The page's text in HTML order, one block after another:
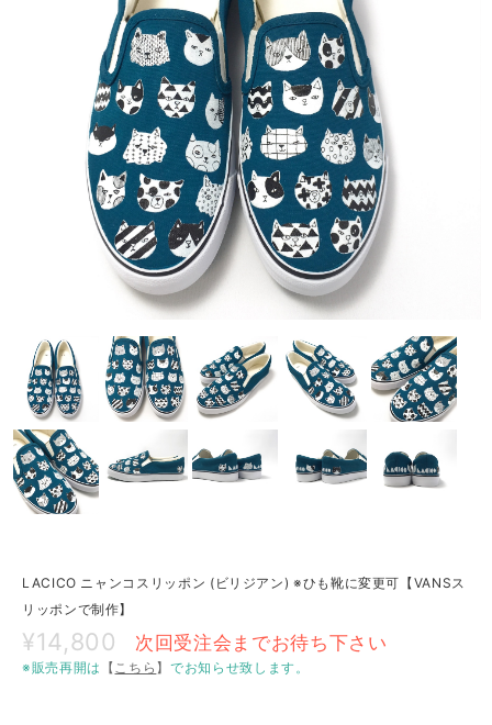
LACICO ニャンコスリッポン (ビリジアン) ※ひも靴に変更可【VANSス
リッポンで制作】
¥14,800 次回受注会までお待ち下さい
※販売再開は 【こちら 】でお知らせ致します。